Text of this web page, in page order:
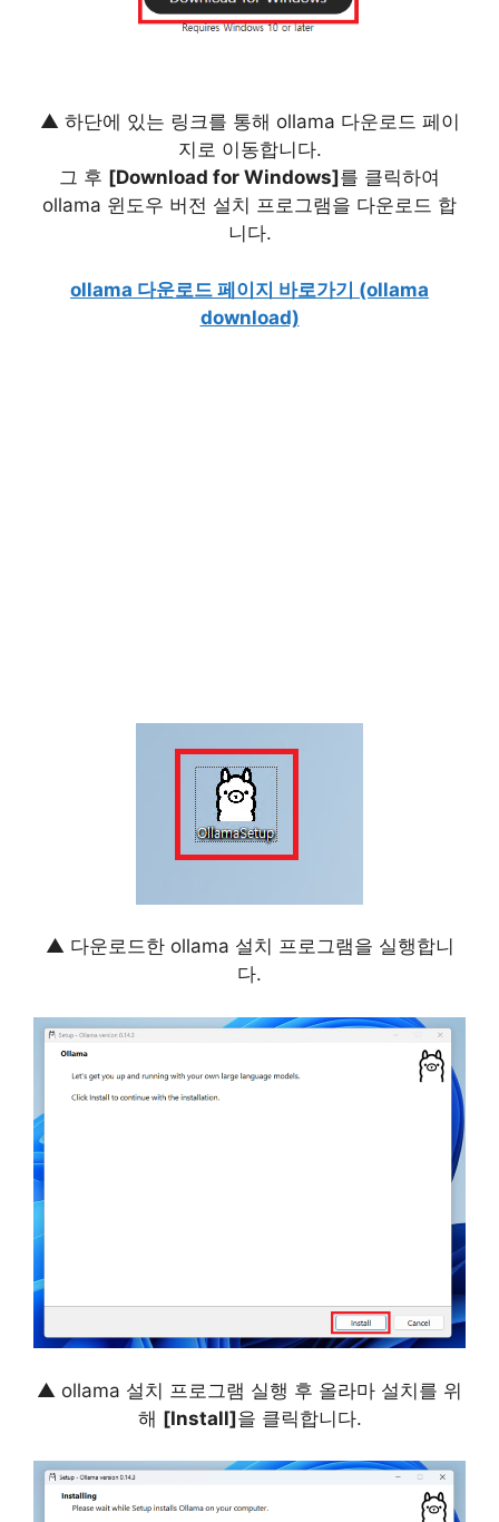
▲ 하단에 있는 링크를 통해 ollama 다운로드 페이
지로 이동합니다.
그 후 [Download for Windows]를 클릭하여
ollama 윈도우 버전 설치 프로그램을 다운로드 합
니다.
ollama 다운로드 페이지 바로가기 (ollama
download)
▲ 다운로드한 ollama 설치 프로그램을 실행합니
다.
▲ ollama 설치 프로그램 실행 후 올라마 설치를 위
해 [Install]을 클릭합니다.